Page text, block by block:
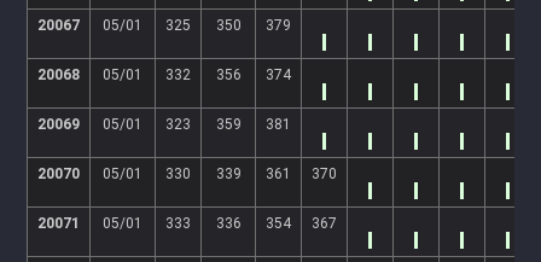
20067 05/01 325 350 379
20068 05/01 332 356 374
20069 05/01 323 359 381
20070 05/01 330 339 361 370
20071 05/01 333 336 354 367